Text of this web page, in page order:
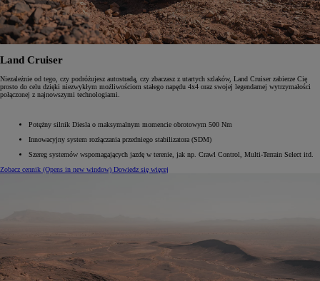
Land Cruiser
Niezależnie od tego, czy podróżujesz autostradą, czy zbaczasz z utartych szlaków, Land Cruiser zabierze Cię
prosto do celu dzięki niezwykłym możliwościom stałego napędu 4x4 oraz swojej legendarnej wytrzymałości
połączonej z najnowszymi technologiami.
Potężny silnik Diesla o maksymalnym momencie obrotowym 500 Nm
Innowacyjny system rozłączania przedniego stabilizatora (SDM)
Szereg systemów wspomagających jazdę w terenie, jak np. Crawl Control, Multi-Terrain Select itd.
Zobacz cennik (Opens in new window) Dowiedz się więcej